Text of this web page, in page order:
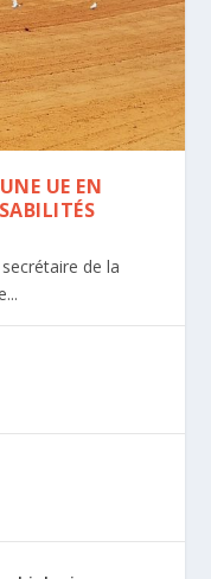
UE EN
de la